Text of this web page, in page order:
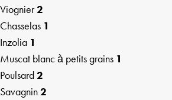
Viognier2
Chasselas 1
Inzolia 1
Muscat blanc à petits grains 1
Poulsard2
Savagnin2